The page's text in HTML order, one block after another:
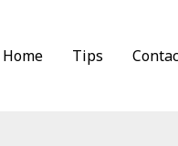
Home Tips